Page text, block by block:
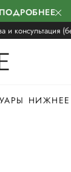
ПОДРОБНЕЕ
и консультация
НИЖНЕЕ